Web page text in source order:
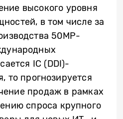
высокого уровня
в том числе за
50MP-
IC (DDI)-
то прогнозируется
продаж в рамках
спроса крупного